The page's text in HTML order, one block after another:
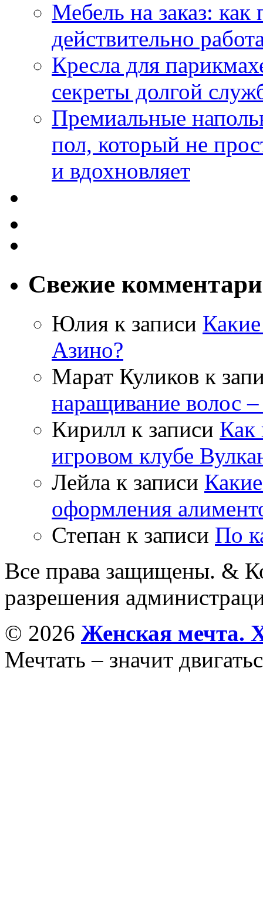
Мебель на заказ:
действительно
Кресла для
секреты долгой
Премиальные
пол, который не
и вдохновляет
Свежие
Юлия к записи
Азино?
Марат Куликов к
наращивание волос
Кирилл к записи Как
игровом клубе
Лейла к записи
оформления
Степан к записи По
Все права защищены. &
разрешения
© 2026 Женская мечта.
Мечтать – значит